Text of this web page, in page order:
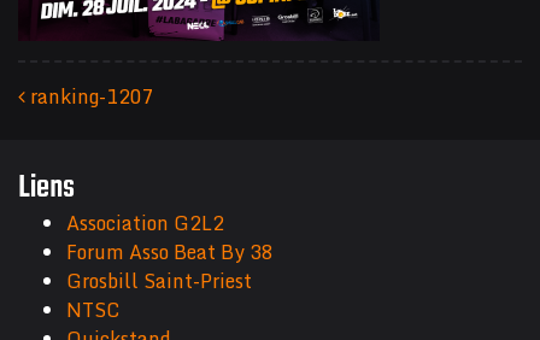
ranking-1207
Liens
Association G2L2
Forum Asso Beat By 38
Grosbill Saint-Priest
NTSC